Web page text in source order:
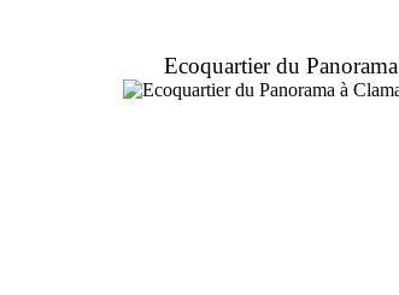
Ecoquartier du Panorama